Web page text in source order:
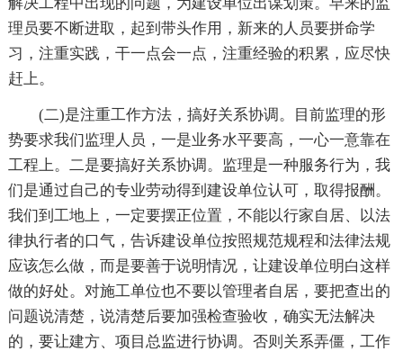
理员要不断进取，起到带头作用，新来的人员要拼命学
习，注重实践，干一点会一点，注重经验的积累，应尽快
赶上。
(二)是注重工作方法，搞好关系协调。目前监理的形
势要求我们监理人员，一是业务水平要高，一心一意靠在
工程上。二是要搞好关系协调。监理是一种服务行为，我
们是通过自己的专业劳动得到建设单位认可，取得报酬。
我们到工地上，一定要摆正位置，不能以行家自居、以法
律执行者的口气，告诉建设单位按照规范规程和法律法规
应该怎么做，而是要善于说明情况，让建设单位明白这样
做的好处。对施工单位也不要以管理者自居，要把查出的
问题说清楚，说清楚后要加强检查验收，确实无法解决
的，要让建方、项目总监进行协调。否则关系弄僵，工作